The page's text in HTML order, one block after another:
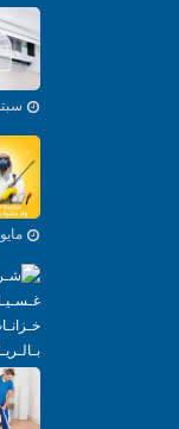
سبتمبر
مايو 27, 2021